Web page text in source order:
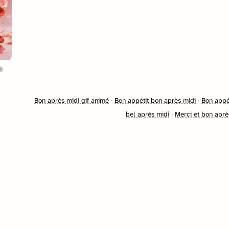
Bon après midi gif animé · Bon appétit bon après midi · Bon
bel après midi · Merci et bon